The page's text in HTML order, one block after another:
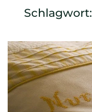
Schlagwort: